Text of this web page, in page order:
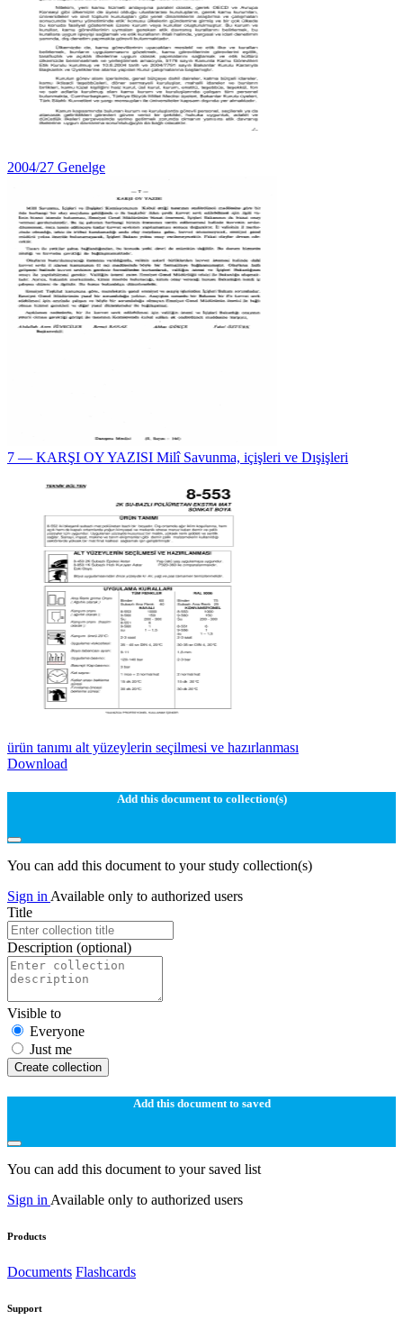
2004/27 Genelge
7 — KARŞI OY YAZISI Milî Savunma, içişleri ve Dışişleri
ürün tanımı alt yüzeylerin seçilmesi ve hazırlanması
Download
Add this document to collection(s)
You can add this document to your study collection(s)
Sign in Available only to authorized users
Title
Description (optional)
Visible to
Everyone
Just me
Create collection
Add this document to saved
You can add this document to your saved list
Sign in Available only to authorized users
Products
Documents Flashcards
Support